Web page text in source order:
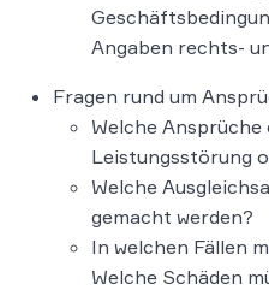
Angaben rechts-
Fragen rund um
Welche
Leistungsstörung
Welche
gemacht werden?
In welchen Fällen
Welche Schäden